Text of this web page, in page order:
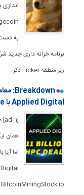
زیر منطقه Ticker ذکر
Applied Digital با CoreWeave